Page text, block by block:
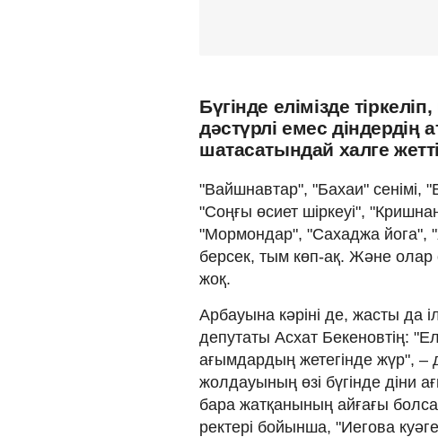
Бүгінде елімізде
дәстүрлі емес
шатасатындай халге
"Вайшнавтар", "Бахаи" сенімі,
"Соңғы өсиет шіркеуі",
"Мормондар", "Сахаджа йога",
берсек, тым көп-ақ. Және олар
жоқ.
Арбауына кәріні де, жасты да
депутаты Асхат Бекеновтің:
ағымдардың жетегінде жүр", –
жолдауының өзі бүгінде діни
бара жатқанының айғағы
рек­тері бойынша, "Иегова